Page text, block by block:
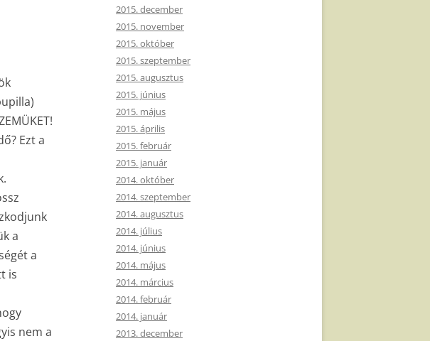
Ezt a
a
a
is
nem a
2015. december
2015. november
2015. október
2015. szeptember
2015. augusztus
2015. június
2015. május
2015. április
2015. február
2015. január
2014. október
2014. szeptember
2014. augusztus
2014. július
2014. június
2014. május
2014. március
2014. február
2014. január
2013. december